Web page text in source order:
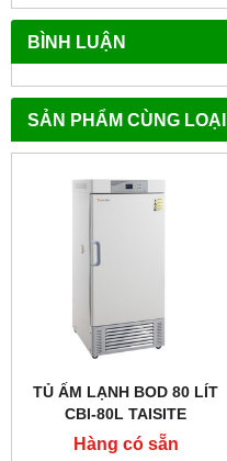
BÌNH LUẬN
SẢN PHẨM CÙNG LOẠI
TỦ ẤM LẠNH BOD 80 LÍT
CBI-80L TAISITE
Hàng có sẵn